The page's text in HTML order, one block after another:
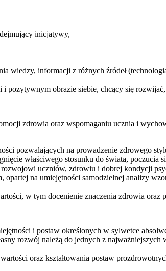
inicjatywy,
wiedzy, informacji z różnych źródeł
obrazie siebie, chcący się rozwijać,
zdrowia oraz wspomaganiu ucznia i
pozwalających na prowadzenie zdrowego
właściwego stosunku do świata, poczucia
rozwojowi uczniów, zdrowiu i dobrej kondycji
opartej na umiejętności samodzielnej analizy
w tym docenienie znaczenia zdrowia oraz
i postaw określonych w sylwetce
rozwój należą do jednych z
oraz kształtowania postaw